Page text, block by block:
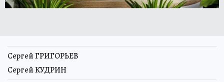
Сергей ГРИГОРЬЕВ
Сергей КУДРИН